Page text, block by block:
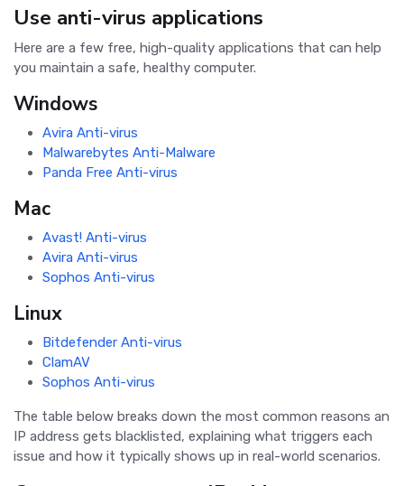
Use anti-virus applications
Here are a few free, high-quality applications that can help
you maintain a safe, healthy computer.
Windows
Avira Anti-virus
Malwarebytes Anti-Malware
Panda Free Anti-virus
Mac
Avast! Anti-virus
Avira Anti-virus
Sophos Anti-virus
Linux
Bitdefender Anti-virus
ClamAV
Sophos Anti-virus
The table below breaks down the most common reasons an
IP address gets blacklisted, explaining what triggers each
issue and how it typically shows up in real-world scenarios.